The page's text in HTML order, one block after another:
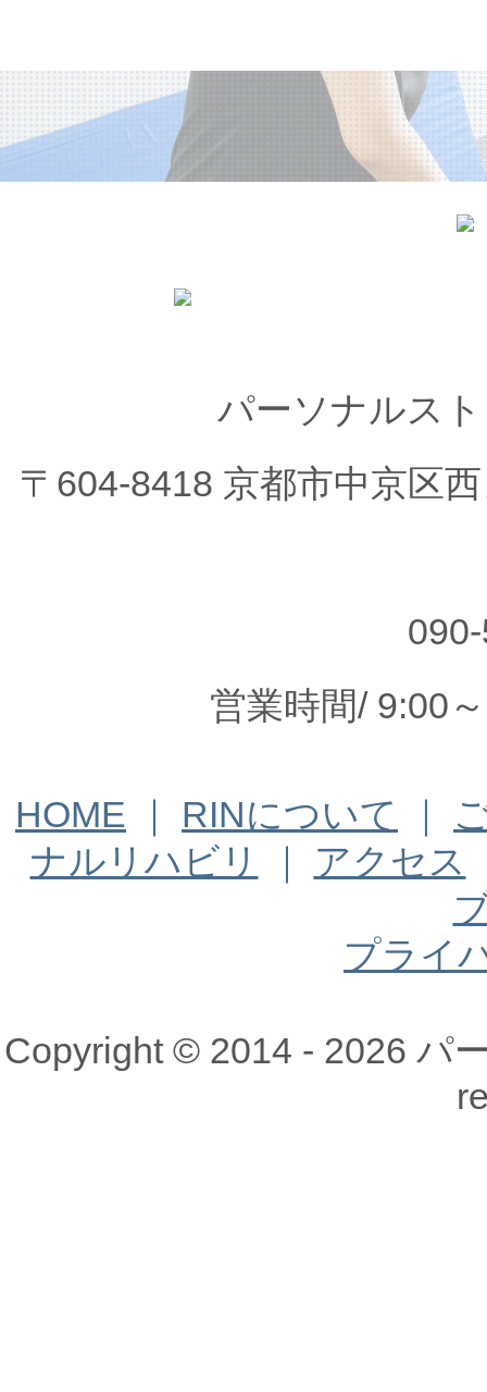
パーソナルス
〒604-8418 京都市中京区
営業時間/ 9:00
HOME ｜ RINについて ｜
ナルリハビリ
｜ アクセス
プライ
Copyright © 2014 - 2026 パ